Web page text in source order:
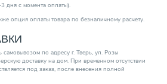
Трехфазное
дня с момента оплаты).
опция оплаты товара по безналичному расчету.
по адресу г. Тверь, ул. Розы
доставку на дом. При временном отсутствии
под заказ, после внесения полной